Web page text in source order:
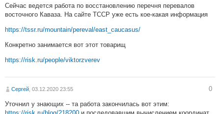
Сейчас ведется работа по восстановлению перечня перевалов
восточного Каваза. На сайте ТССР уже есть кое-какая информация
https://tssr.ru/mountain/pereval/east_caucasus/
Конкретно занимается вот этот товарищ
https://risk.ru/people/viktorzverev
Сергей , 03.12.2020 23:55 0
Уточнил у знающих -- та работа закончилась вот этим: